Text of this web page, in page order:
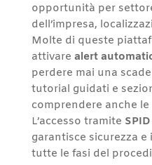
opportunità per
dell’impresa,
Molte di queste
attivare alert
perdere mai una
tutorial guidati e
comprendere anche
L’accesso tramite SPID
garantisce sicurezza
tutte le fasi del